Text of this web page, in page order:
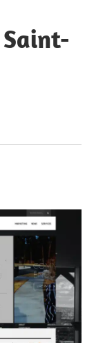
Saint-